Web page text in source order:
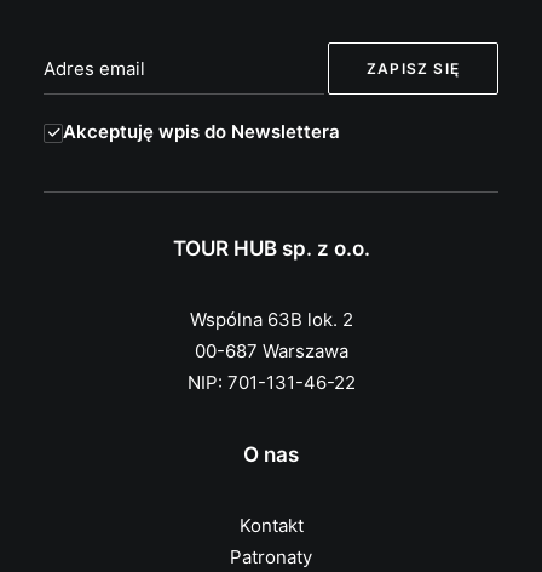
Akceptuję wpis do Newslettera
TOUR HUB sp. z o.o.
Wspólna 63B lok. 2
00-687 Warszawa
NIP: 701-131-46-22
O nas
Kontakt
Patronaty